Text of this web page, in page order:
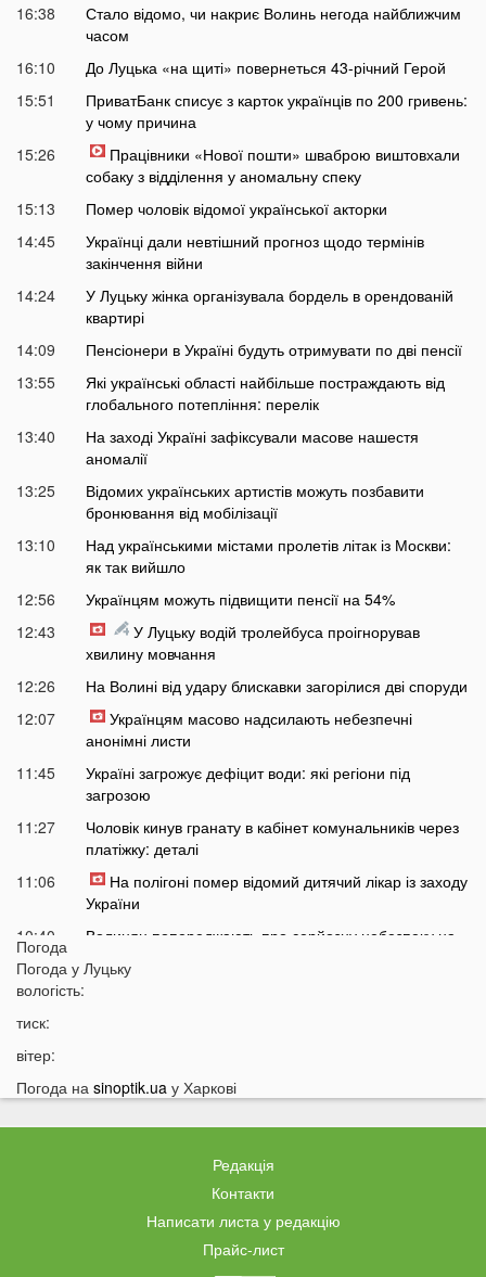
16:38
Стало відомо, чи накриє Волинь негода найближчим
часом
16:10
До Луцька «на щиті» повернеться 43-річний Герой
15:51
ПриватБанк списує з карток українців по 200 гривень:
у чому причина
15:26
Працівники «Нової пошти» шваброю виштовхали
собаку з відділення у аномальну спеку
15:13
Помер чоловік відомої української акторки
14:45
Українці дали невтішний прогноз щодо термінів
закінчення війни
14:24
У Луцьку жінка організувала бордель в орендованій
квартирі
14:09
Пенсіонери в Україні будуть отримувати по дві пенсії
13:55
Які українські області найбільше постраждають від
глобального потепління: перелік
13:40
На заході Україні зафіксували масове нашестя
аномалії
13:25
Відомих українських артистів можуть позбавити
бронювання від мобілізації
13:10
Над українськими містами пролетів літак із Москви:
як так вийшло
12:56
Українцям можуть підвищити пенсії на 54%
12:43
У Луцьку водій тролейбуса проігнорував
хвилину мовчання
12:26
На Волині від удару блискавки загорілися дві споруди
12:07
Українцям масово надсилають небезпечні
анонімні листи
11:45
Україні загрожує дефіцит води: які регіони під
загрозою
11:27
Чоловік кинув гранату в кабінет комунальників через
платіжку: деталі
11:06
На полігоні помер відомий дитячий лікар із заходу
України
10:40
Волинян попереджають про серйозну небезпеку на
10:15
На Луцьк насувається гроза
Біля Луцька негода наробила біди: волиняни
публікують наслідки у мережі
Астрологи назвали знаки Зодіаку, для яких серпень
Погода
Погода у Луцьку
вологість:
тиск:
вітер:
Погода на sinoptik.ua у Харкові
Редакція
Контакти
Написати листа у редакцію
Прайс-лист